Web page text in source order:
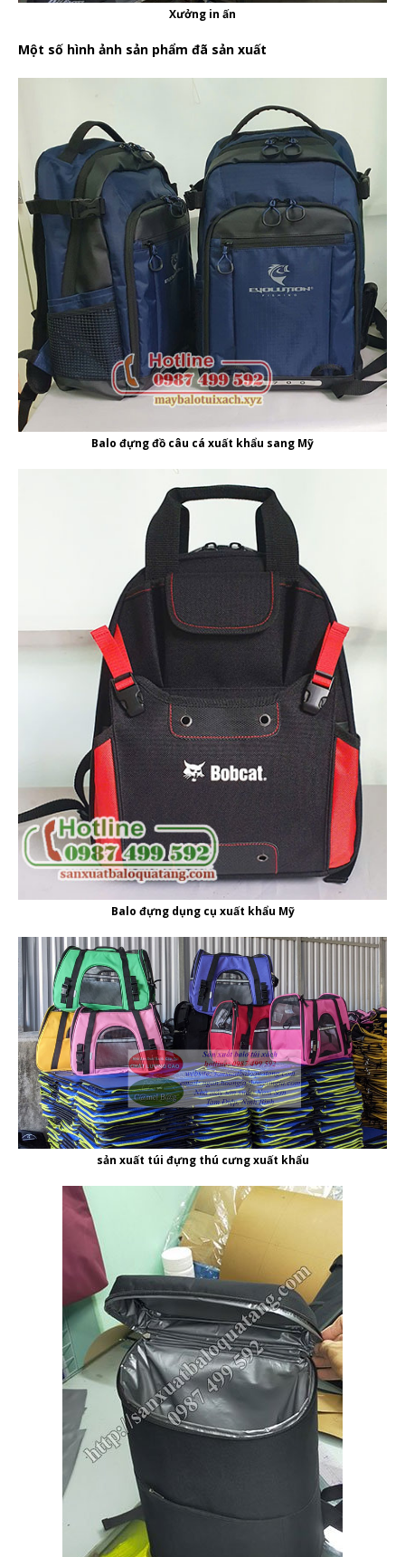
Xưởng in ấn
Một số hình ảnh sản phẩm đã sản xuất
Balo đựng đồ câu cá xuất khẩu sang Mỹ
Balo đựng dụng cụ xuất khẩu Mỹ
sản xuất túi đựng thú cưng xuất khẩu